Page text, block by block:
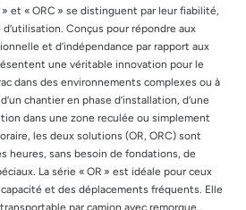
et « ORC » se distinguent par leur fiabilité,
Conçus pour répondre aux
et d’indépendance par rapport aux
une véritable innovation pour le
dans des environnements complexes ou à
chantier en phase d’installation, d’une
dans une zone reculée ou simplement
les deux solutions (OR, ORC) sont
heures, sans besoin de fondations, de
La série « OR » est idéale pour ceux
et des déplacements fréquents. Elle